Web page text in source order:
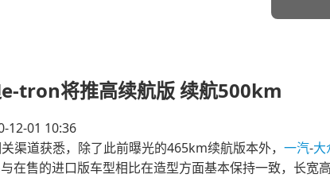
tron将推高续航版 续航500km
12-01 10:36
渠道获悉，除了此前曝光的465km续航版本外， 一汽-大
在售的进口版车型相比在造型方面基本保持一致，长